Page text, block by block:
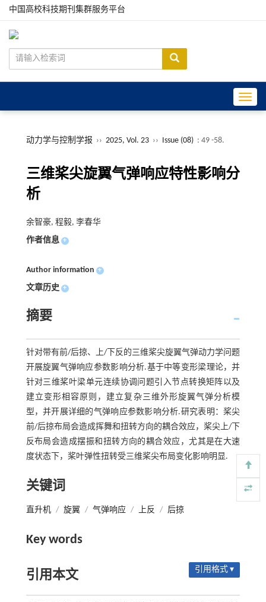
中国高校科技期刊集群服务平台
动力学与控制学报 ›› 2025, Vol. 23 ›› Issue (08) : 49 -58.
三维桨尖旋翼气弹响应特性影响分
析
余智豪, 程毅, 李春华
作者信息 +
Author information +
文章历史 +
摘要
针对带有前/后掠、上/下反的三维桨尖旋翼气弹动力学问题
开展旋翼气弹响应参数影响分析.基于中等变形梁理论，并
针对三维桨叶梁单元连续协调问题引入节点转换矩阵以及
建立变形相容原则，建立复杂三维外形旋翼气弹分析模
型，并开展详细的气弹响应参数影响分析.研究表明：桨尖
前/后掠布局会造成挥舞和扭转方向的耦合效应，桨尖上/下
反布局会造成摆振和扭转方向的耦合效应，尤其是在大速
度状态下，桨叶弹性扭转受三维桨尖布局变化影响明显.
关键词
直升机 / 旋翼 / 气弹响应 / 上反 / 后掠
Key words
引用本文 引用格式 ▾